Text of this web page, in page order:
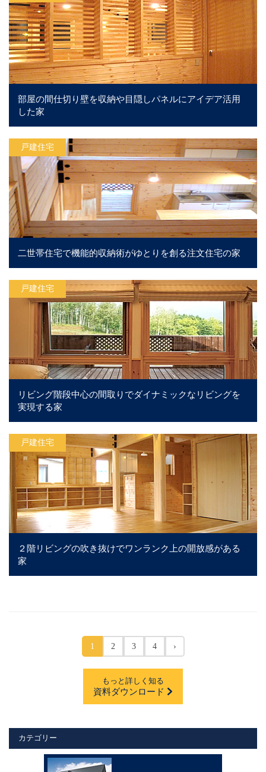
部屋の間仕切り壁を収納や目隠しパネルにアイデア活用
した家
戸建住宅
二世帯住宅で機能的収納術がゆとりを創る注文住宅の家
戸建住宅
リビング階段中心の間取りでダイナミックなリビングを
実現する家
戸建住宅
２階リビングの吹き抜けでワンランク上の開放感がある
家
1 2 3 4 ›
もっと詳しく知る
資料ダウンロード
カテゴリー